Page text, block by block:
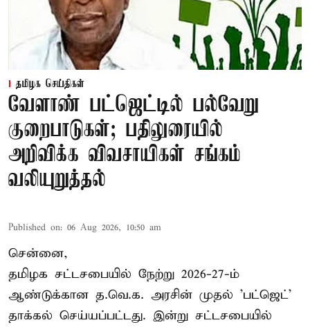
தமிழக செய்திகள்
வேளாண் பட்ஜெட்டில் பல்வேறு
குறைபாடுகள்; பதிலுரையில்
அறிவிக்க விவசாயிகள் சங்கம்
வலியுறுத்தல்
Published on: 06 Aug 2026, 10:50 am
சென்னை,
தமிழக சட்டசபையில் நேற்று 2026-27-ம்
ஆண்டுக்கான த.வெ.க. அரசின் முதல் 'பட்ஜெட்'
தாக்கல் செய்யப்பட்டது. இன்று சட்டசபையில்